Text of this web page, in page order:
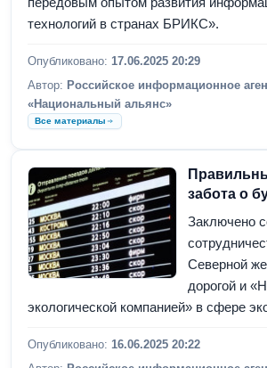
технологий в странах БРИКС».
Опубликовано: 17.06.2025 20:29
Автор: Российское информационное
«Национальный альянс»
Все материалы
забота о
Заключено
Северной
дорогой и
экологической компанией» в сфере
Опубликовано: 16.06.2025 20:22